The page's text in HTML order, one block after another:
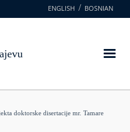
ENGLISH BOSNIAN
doktorske disertacije mr. Tamare